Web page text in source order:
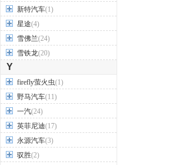
新特汽车(1)
星途(4)
雪佛兰(24)
雪铁龙(20)
Y
firefly萤火虫(1)
野马汽车(11)
一汽(24)
英菲尼迪(17)
永源汽车(3)
驭胜(2)